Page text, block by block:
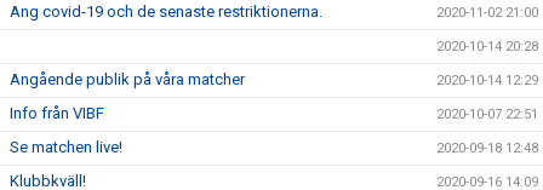
Ang covid-19 och de senaste restriktionerna. 2020-11-02 21:00
2020-10-14 20:28
Angående publik på våra matcher 2020-10-14 12:29
Info från VIBF 2020-10-07 22:51
Se matchen live! 2020-09-18 12:48
Klubbkväll! 2020-09-16 14:09